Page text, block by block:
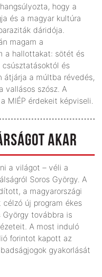
hogy a
és a magyar kultúra
dáridója.
magam a
a hallottakat: sötét és
csúsztatásoktól és
átjárja a múltba révedés,
vallásos szósz. A
MIÉP érdekeit képviseli.
AKAR
a világot – véli a
Soros György. A
a magyarországi
új program ékes
György továbbra is
A most induló
forintot kapott az
gyakorlását